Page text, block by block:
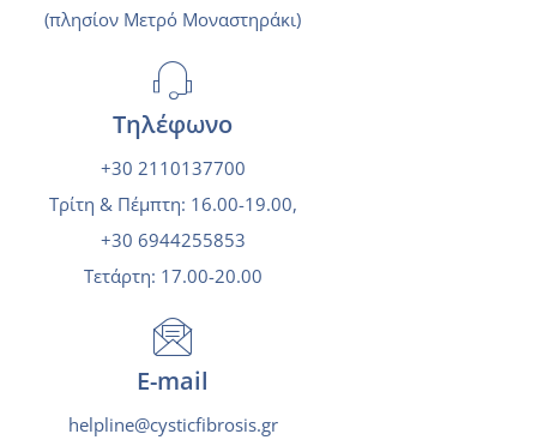
(πλησίον Μετρό Μοναστηράκι)
Τηλέφωνο
+30 2110137700
Τρίτη & Πέμπτη: 16.00-19.00,
+30 6944255853
Τετάρτη: 17.00-20.00
E-mail
helpline@cysticfibrosis.gr